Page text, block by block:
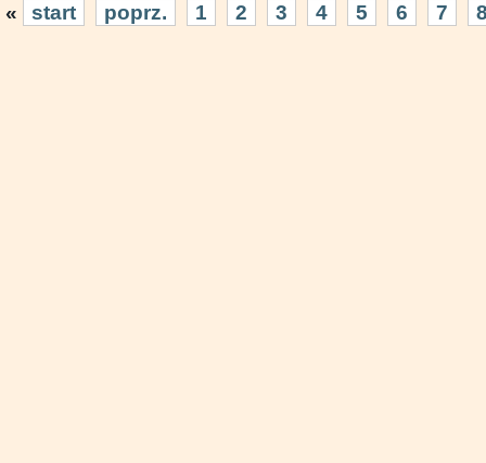
« start poprz. 1 2 3 4 5 6 7